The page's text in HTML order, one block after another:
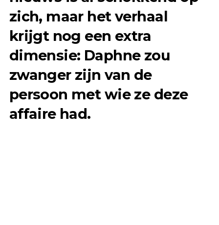
zich, maar het verhaal
krijgt nog een extra
dimensie: Daphne zou
zwanger zijn van de
persoon met wie ze deze
affaire had.